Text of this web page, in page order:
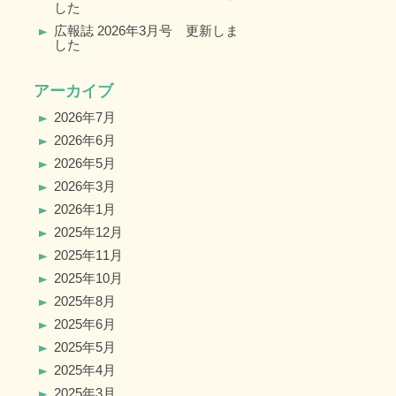
した
広報誌 2026年3月号 更新しま
した
アーカイブ
2026年7月
2026年6月
2026年5月
2026年3月
2026年1月
2025年12月
2025年11月
2025年10月
2025年8月
2025年6月
2025年5月
2025年4月
2025年3月